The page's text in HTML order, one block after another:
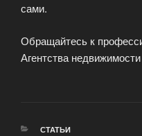
сами.
Обращайтесь к
Агентства
РУБРИКИ
СТАТЬИ